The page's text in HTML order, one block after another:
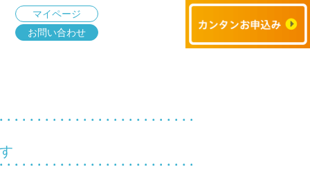
マイページ
お問い合わせ